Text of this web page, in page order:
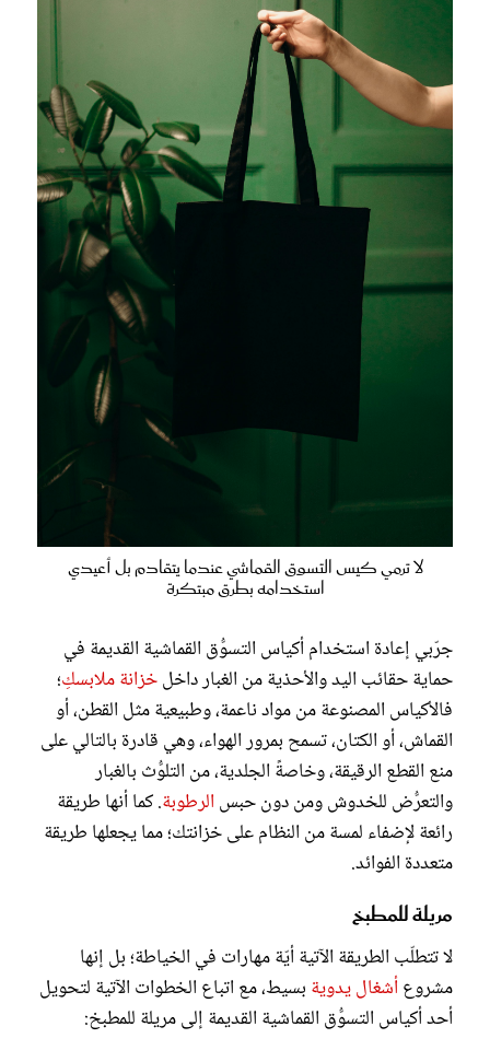
لا ترمي كيس التسوق القماشي عندما يتقادم بل أعيدي
استخدامه بطرق مبتكرة
جرّبي إعادة استخدام أكياس التسوُّق القماشية القديمة في
حماية حقائب اليد والأحذية من الغبار داخلخزانة ملابسكِ؛
فالأكياس المصنوعة من مواد ناعمة، وطبيعية مثل القطن، أو
القماش، أو الكتان، تسمح بمرور الهواء، وهي قادرة بالتالي على
منع القطع الرقيقة، وخاصةً الجلدية، من التلوُّث بالغبار
والتعرُّض للخدوش ومن دون حبس الرطوبة. كما أنها طريقة
رائعة لإضفاء لمسة من النظام على خزانتك؛ مما يجعلها طريقة
متعددة الفوائد.
مريلة للمطبخ
لا تتطلّب الطريقة الآتية أيّة مهارات في الخياطة؛ بل إنها
مشروعأشغال يدوية بسيط، مع اتباع الخطوات الآتية لتحويل
أحد أكياس التسوُّق القماشية القديمة إلى مريلة للمطبخ: